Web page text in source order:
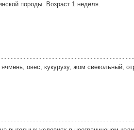
породы. Возраст 1 неделя.
овес, кукурузу, жом свекольный,